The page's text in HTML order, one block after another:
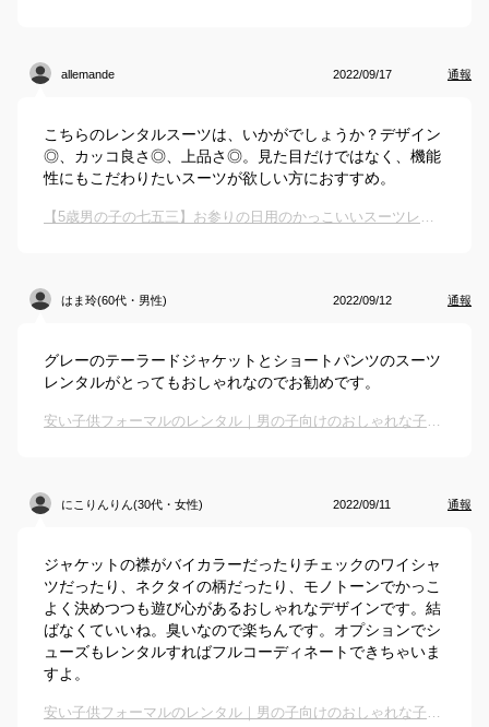
allemande 2022/09/17 通報
こちらのレンタルスーツは、いかがでしょうか？デザイン
◎、カッコ良さ◎、上品さ◎。見た目だけではなく、機能
性にもこだわりたいスーツが欲しい方におすすめ。
【5歳男の子の七五三】お参りの日用のかっこいいスーツレンタルは？
はま玲(60代・男性) 2022/09/12 通報
グレーのテーラードジャケットとショートパンツのスーツ
レンタルがとってもおしゃれなのでお勧めです。
安い子供フォーマルのレンタル｜男の子向けのおしゃれな子供スーツレンタルのおすすめは？
にこりんりん(30代・女性) 2022/09/11 通報
ジャケットの襟がバイカラーだったりチェックのワイシャ
ツだったり、ネクタイの柄だったり、モノトーンでかっこ
よく決めつつも遊び心があるおしゃれなデザインです。結
ばなくていいね。臭いなので楽ちんです。オプションでシ
ューズもレンタルすればフルコーディネートできちゃいま
すよ。
安い子供フォーマルのレンタル｜男の子向けのおしゃれな子供スーツレンタルのおすすめは？